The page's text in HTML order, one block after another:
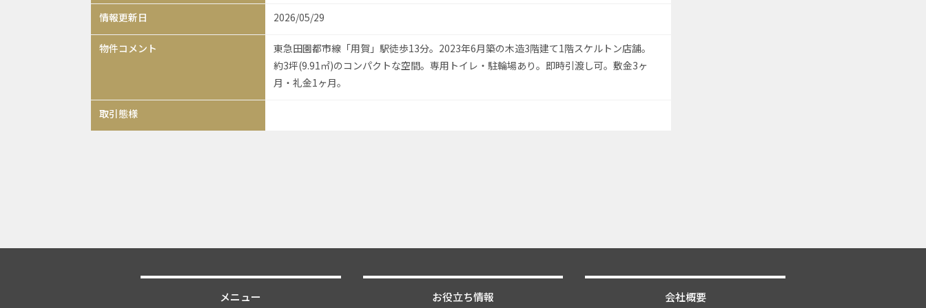
情報更新日 2026/05/29
物件コメント
東急田園都市線「用賀」駅徒歩13分。2023年6月築の木造3階建て1階スケルトン店舗。
約3坪(9.91㎡)のコンパクトな空間。専用トイレ・駐輪場あり。即時引渡し可。敷金3ヶ
月・礼金1ヶ月。
取引態様
メニュー お役立ち情報 会社概要